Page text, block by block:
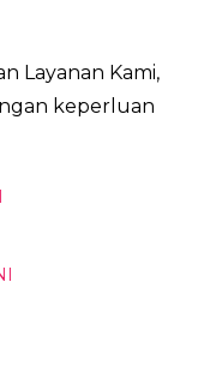
Layanan Kami,
keperluan